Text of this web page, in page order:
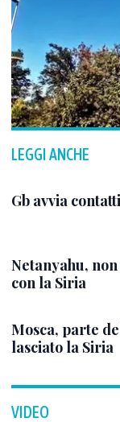
LEGGI ANCHE
Gb avvia
Netanyahu,
con la Siria
Mosca, parte
lasciato la Siria
VIDEO